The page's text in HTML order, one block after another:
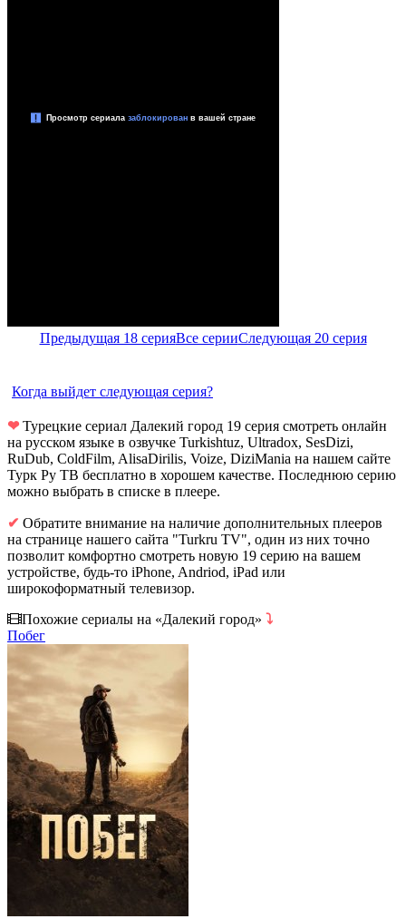
Предыдущая 18 серияВсе серииСледующая 20 серия
Когда выйдет следующая серия?
❤Турецкие сериал Далекий город 19 серия смотреть онлайн
на русском языке в озвучке Turkishtuz, Ultradox, SesDizi,
RuDub, ColdFilm, AlisaDirilis, Voize, DiziMania на нашем сайте
Турк Ру ТВ бесплатно в хорошем качестве. Последнюю серию
можно выбрать в списке в плеере.
✔ Обратите внимание на наличие дополнительных плееров
на странице нашего сайта "Turkru TV", один из них точно
позволит комфортно смотреть новую 19 серию на вашем
устройстве, будь-то iPhone, Andriod, iPad или
широкоформатный телевизор.
Похожие сериалы на «Далекий город» ⤵
Побег